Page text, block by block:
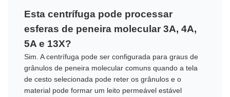
Esta centrífuga pode processar
esferas de peneira molecular 3A, 4A,
5A e 13X?
Sim. A centrífuga pode ser configurada para graus de
grânulos de peneira molecular comuns quando a tela
de cesto selecionada pode reter os grânulos e o
material pode formar um leito permeável estável